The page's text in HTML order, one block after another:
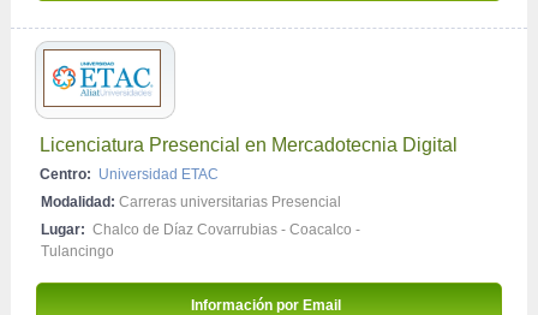
Licenciatura Presencial en Mercadotecnia Digital
Centro: Universidad ETAC
Modalidad: Carreras universitarias Presencial
Lugar: Chalco de Díaz Covarrubias- Coacalco -
Tulancingo
Información por Email